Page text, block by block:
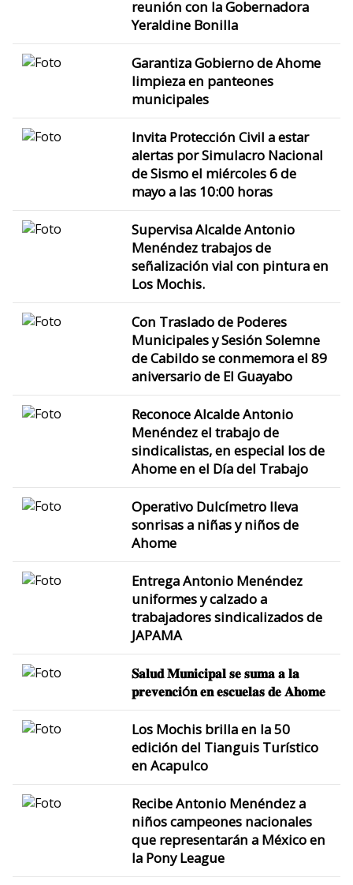
reunión con la Gobernadora
Yeraldine Bonilla
Garantiza Gobierno de Ahome
limpieza en panteones
municipales
Invita Protección Civil a estar
alertas por Simulacro Nacional
de Sismo el miércoles 6 de
mayo a las 10:00 horas
Supervisa Alcalde Antonio
Menéndez trabajos de
señalización vial con pintura en
Los Mochis.
Con Traslado de Poderes
Municipales y Sesión Solemne
de Cabildo se conmemora el 89
aniversario de El Guayabo
Reconoce Alcalde Antonio
Menéndez el trabajo de
sindicalistas, en especial los de
Ahome en el Día del Trabajo
Operativo Dulcímetro lleva
sonrisas a niñas y niños de
Ahome
Entrega Antonio Menéndez
uniformes y calzado a
trabajadores sindicalizados de
JAPAMA
𝐒𝐚𝐥𝐮𝐝 𝐌𝐮𝐧𝐢𝐜𝐢𝐩𝐚𝐥 𝐬𝐞 𝐬𝐮𝐦𝐚 𝐚 𝐥𝐚
𝐩𝐫𝐞𝐯𝐞𝐧𝐜𝐢ó𝐧 𝐞𝐧 𝐞𝐬𝐜𝐮𝐞𝐥𝐚𝐬 𝐝𝐞 𝐀𝐡𝐨𝐦𝐞
Los Mochis brilla en la 50
edición del Tianguis Turístico
en Acapulco
Recibe Antonio Menéndez a
niños campeones nacionales
que representarán a México en
la Pony League